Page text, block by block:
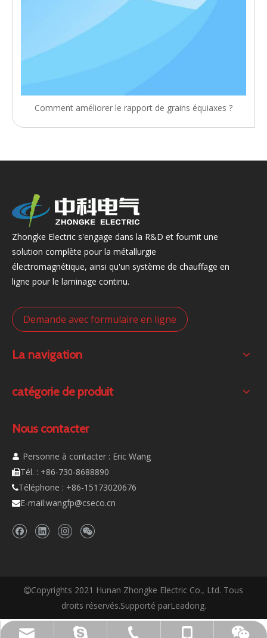
Comment améliorer le rapport de grains équiaxes ?
Zhongke Electric s'engage dans la R&D et fournit une
solution complète pour la métallurgie
électromagnétique, ainsi qu'un système de chauffage en
ligne pour le laminage continu.
Demande avec formulaire en ligne
La navigation
wangfp@cseco.cn
live:.cid.c87935a5bad92e18
+86-730-8688890
+86-15173020676
catégorie de produit
Nous contacter
 Personne à contacter : Eric Wang
Tél. : +86-730-8688890
Téléphone : +86-15173020676
E-mail:wangfp@cseco.cn
Copyrights 2021 Hunan Zhongke Electric Co., Ltd. Tous
droits réservés.Supporté parLeadong.